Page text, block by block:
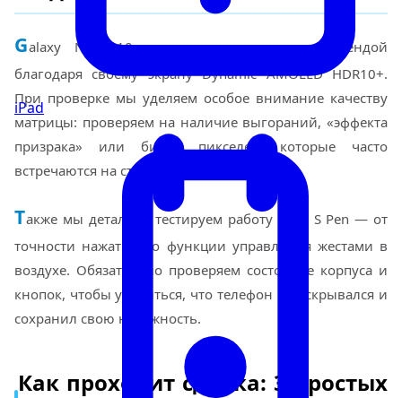
iPad
Galaxy Note 10 до сих пор считается легендой
благодаря своему экрану Dynamic AMOLED HDR10+.
При проверке мы уделяем особое внимание качеству
матрицы: проверяем на наличие выгораний, «эффекта
призрака» или битых пикселей, которые часто
встречаются на старых OLED-панелях.
Также мы детально тестируем работу пера S Pen — от
точности нажатия до функции управления жестами в
воздухе. Обязательно проверяем состояние корпуса и
кнопок, чтобы убедиться, что телефон не вскрывался и
сохранил свою надежность.
Как проходит сделка: 3 простых